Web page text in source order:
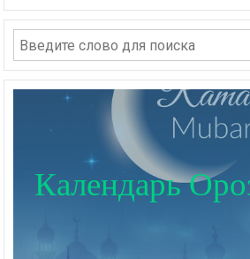
Календарь